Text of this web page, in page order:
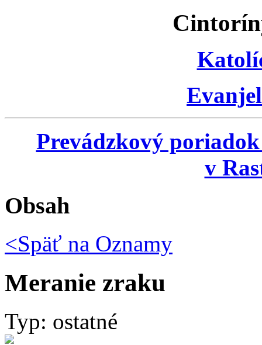
Prevádzkový
v
Obsah
<Späť na Oznamy
Meranie zraku
Typ: ostatné